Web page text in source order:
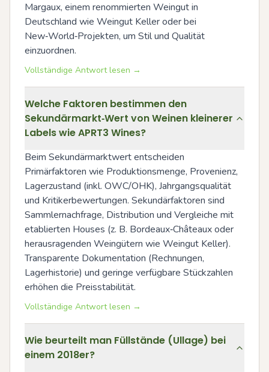
Margaux, einem renommierten Weingut in
Deutschland wie Weingut Keller oder bei
New‑World‑Projekten, um Stil und Qualität
einzuordnen.
Vollständige Antwort lesen →
Welche Faktoren bestimmen den
Sekundärmarkt‑Wert von Weinen kleinerer
Labels wie APRT3 Wines?
Beim Sekundärmarktwert entscheiden
Primärfaktoren wie Produktionsmenge, Provenienz,
Lagerzustand (inkl. OWC/OHK), Jahrgangsqualität
und Kritikerbewertungen. Sekundärfaktoren sind
Sammlernachfrage, Distribution und Vergleiche mit
etablierten Houses (z. B. Bordeaux‑Châteaux oder
herausragenden Weingütern wie Weingut Keller).
Transparente Dokumentation (Rechnungen,
Lagerhistorie) und geringe verfügbare Stückzahlen
erhöhen die Preisstabilität.
Vollständige Antwort lesen →
Wie beurteilt man Füllstände (Ullage) bei
einem 2018er?